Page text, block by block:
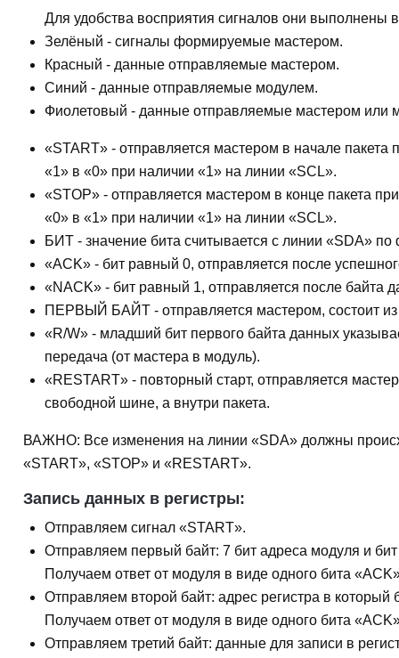
Для удобства восприятия сигналов они выполнены
Зелёный - сигналы формируемые мастером.
Красный - данные отправляемые мастером.
Синий - данные отправляемые модулем.
Фиолетовый - данные отправляемые мастером или
«START» - отправляется мастером в начале
«1» в «0» при наличии «1» на линии «SCL».
«STOP» - отправляется мастером в конце пакета
«0» в «1» при наличии «1» на линии «SCL».
БИТ - значение бита считывается с линии «SDA»
«ACK» - бит равный 0, отправляется после
«NACK» - бит равный 1, отправляется после байта
ПЕРВЫЙ БАЙТ - отправляется мастером, состоит
«R/W» - младший бит первого байта данных
передача (от мастера в модуль).
«RESTART» - повторный старт, отправляется
свободной шине, а внутри пакета.
ВАЖНО: Все изменения на линии «SDA» должны
«START», «STOP» и «RESTART».
Запись данных в регистры:
Отправляем сигнал «START».
Отправляем первый байт: 7 бит адреса модуля и
Получаем ответ от модуля в виде одного бита
Отправляем второй байт: адрес регистра в который
Получаем ответ от модуля в виде одного бита
Отправляем третий байт: данные для записи в